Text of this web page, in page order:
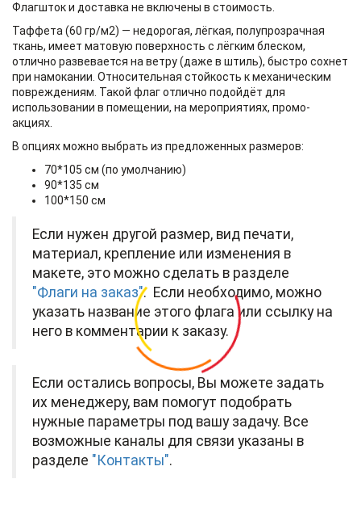
Флагшток и доставка не включены в стоимость.
Таффета (60 гр/м2) — недорогая, лёгкая, полупрозрачная
ткань, имеет матовую поверхность с лёгким блеском,
отлично развевается на ветру (даже в штиль), быстро сохнет
при намокании. Относительная стойкость к механическим
повреждениям. Такой флаг отлично подойдёт для
использовании в помещении, на мероприятиях, промо-
акциях.
В опциях можно выбрать из предложенных размеров:
70*105 см (по умолчанию)
90*135 см
100*150 см
Если нужен другой размер, вид печати,
материал, крепление или изменения в
макете, это можно сделать в разделе
"Флаги на заказ". Если необходимо, можно
указать название этого флага или ссылку на
него в комментарии к заказу.
Если остались вопросы, Вы можете задать
их менеджеру, вам помогут подобрать
нужные параметры под вашу задачу. Все
возможные каналы для связи указаны в
разделе "Контакты".